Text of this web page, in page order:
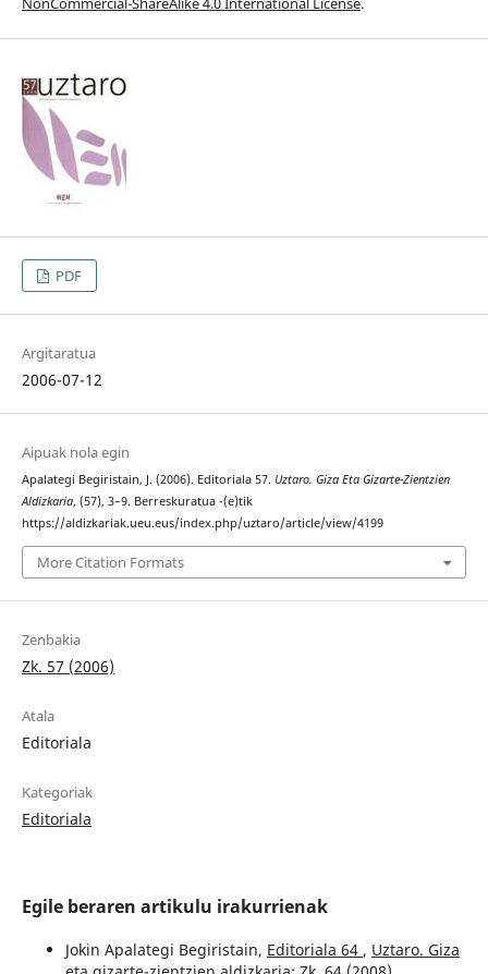
PDF
Argitaratua
2006-07-12
Aipuak nola egin
Apalategi Begiristain, J. (2006). Editoriala 57. Uztaro. Giza Eta Gizarte-Zientzien
Aldizkaria, (57), 3–9. Berreskuratua -(e)tik
https://aldizkariak.ueu.eus/index.php/uztaro/article/view/4199
More Citation Formats
Zenbakia
Zk. 57 (2006)
Atala
Editoriala
Kategoriak
Editoriala
Egile beraren artikulu irakurrienak
Jokin Apalategi Begiristain, Editoriala 64 , Uztaro. Giza